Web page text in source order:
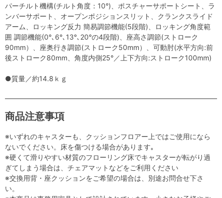
パーチルト機構(チルト角度：10°)、ポスチャーサポートシート、ラ
ンバーサポート、オープンポジションスリット、クランクスライド
アーム、ロッキング反力 簡易調節機能(5段階)、ロッキング角度範
囲 調節機能(0°､6°､13°､20°の4段階)、座高さ調節(ストローク
90mm）、座奥行き調節(ストローク50mm）、可動肘(水平方向:前
後ストローク80mm、角度内側25°／上下方向:ストローク100mm)
●質量／約14.8ｋｇ
商品注意事項
※いずれのキャスターも、クッションフロアー上ではご使用になら
ないでください。床を傷つける場合があります｡
※硬くて滑りやすい材質のフローリング床でキャスターが転がり過
ぎてしまう場合は、チェアマットなどをご利用ください
※交換用背・座クッションをご希望の場合は、別途お問合せ下さ
い。